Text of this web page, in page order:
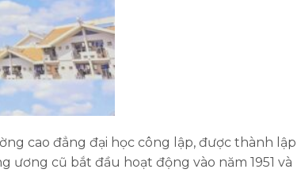
cao đẳng đại học công lập, được thành lập
cũ bắt đầu hoạt động vào năm 1951 và